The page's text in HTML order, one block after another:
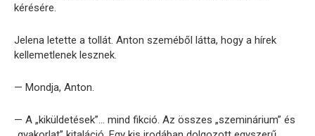
kérésére.
Jelena letette a tollát. Anton szeméből látta, hogy a hírek
kellemetlenek lesznek.
— Mondja, Anton.
— A „kiküldetések”… mind fikció. Az összes „szeminárium” és